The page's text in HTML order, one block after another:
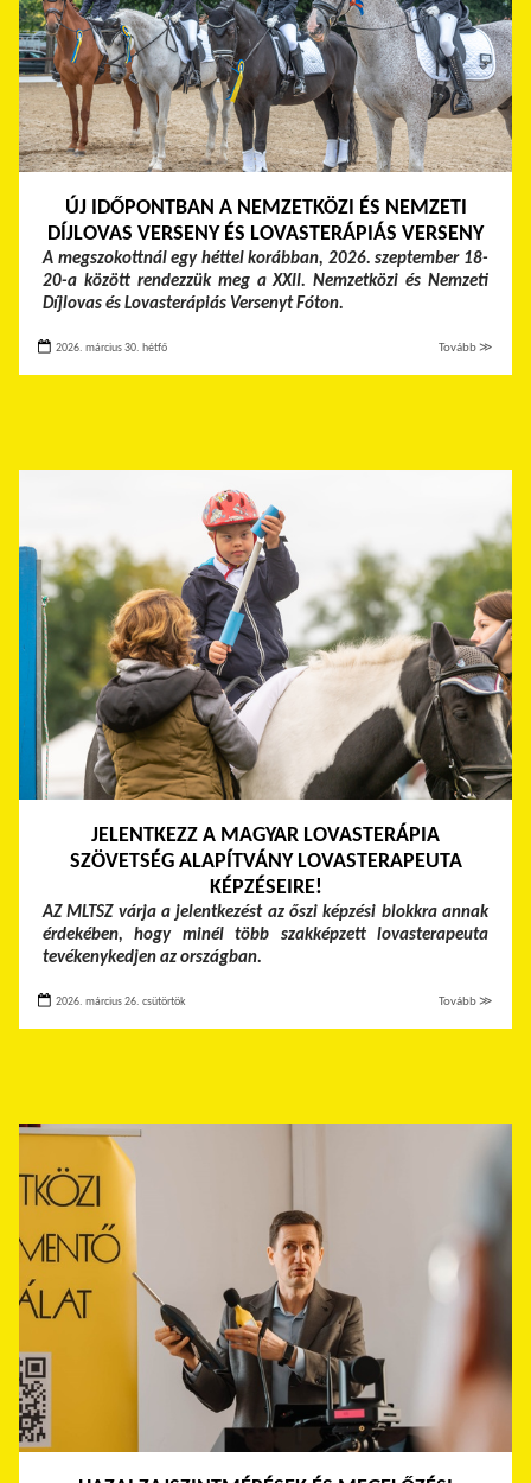
ÚJ IDŐPONTBAN A NEMZETKÖZI ÉS NEMZETI
DÍJLOVAS VERSENY ÉS LOVASTERÁPIÁS VERSENY
A megszokottnál egy héttel korábban, 2026. szeptember 18-
20-a között rendezzük meg a XXII. Nemzetközi és Nemzeti
Díjlovas és Lovasterápiás Versenyt Fóton.
2026. március 30. hétfő Tovább ≫
JELENTKEZZ A MAGYAR LOVASTERÁPIA
SZÖVETSÉG ALAPÍTVÁNY LOVASTERAPEUTA
KÉPZÉSEIRE!
AZ MLTSZ várja a jelentkezést az őszi képzési blokkra annak
érdekében, hogy minél több szakképzett lovasterapeuta
tevékenykedjen az országban.
2026. március 26. csütörtök Tovább ≫